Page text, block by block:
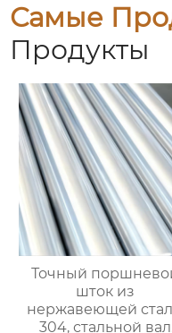
Самые
Продукты
Точный
шток из
нержавеющей
304, стальной вал